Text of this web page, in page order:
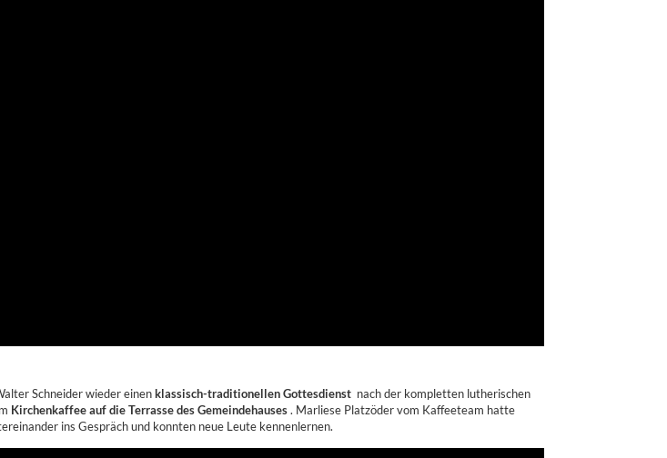
Schneider wieder einenklassisch-traditionellen Gottesdienst nach der kompletten lutherischen
Kirchenkaffee auf die Terrasse des Gemeindehauses. Marliese Platzöder vom Kaffeeteam hatte
ins Gespräch und konnten neue Leute kennenlernen.